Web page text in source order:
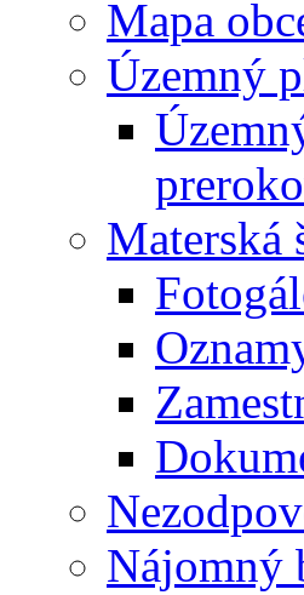
Mapa
Územný
Materská
Nájomný